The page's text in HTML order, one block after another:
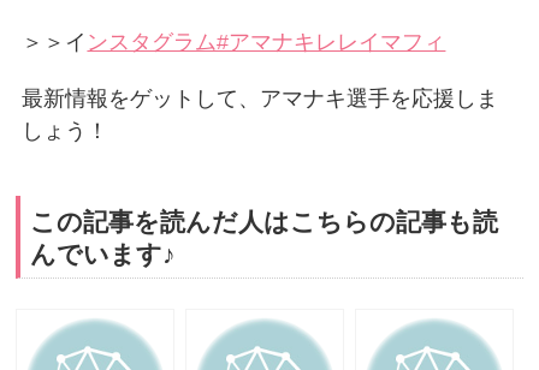
＞＞イ ンスタグラム#アマナキレレイマフィ
最新情報をゲットして、アマナキ選手を応援しま
しょう！
この記事を読んだ人はこちらの記事も読
んでいます♪